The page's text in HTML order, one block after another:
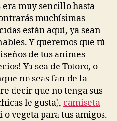
muy sencillo hasta
muchísimas
están aquí, ya sean
Y queremos que tú
de tus animes
Ya sea de Totoro, o
no seas fan de la
decir que no tenga sus
le gusta), camiseta
o vegeta para tus amigos.